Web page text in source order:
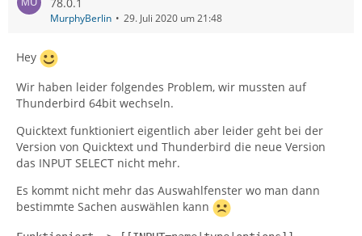
MurphyBerlin 29. Juli 2020 um 21:48
Hey
Wir haben leider folgendes Problem, wir mussten auf
Thunderbird 64bit wechseln.
Quicktext funktioniert eigentlich aber leider geht bei der
Version von Quicktext und Thunderbird die neue Version
das INPUT SELECT nicht mehr.
Es kommt nicht mehr das Auswahlfenster wo man dann
bestimmte Sachen auswählen kann